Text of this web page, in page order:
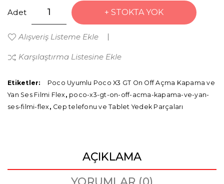
Adet STOKTA YOK
Alışveriş Listeme Ekle
Karşılaştırma Listesine Ekle
Etiketler:
Poco Uyumlu Poco X3 GT On Off Açma Kapama ve
Yan Ses Filmi Flex , poco-x3-gt-on-off-acma-kapama-ve-yan-
ses-filmi-flex , Cep telefonu ve Tablet Yedek Parçaları
AÇIKLAMA